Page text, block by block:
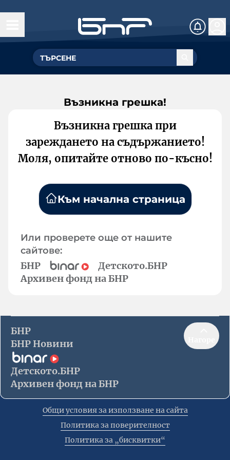
Възникна грешка!
Възникна грешка при
зареждането на съдържанието!
Моля, опитайте отново по-късно!
Към начална страница
Или проверете още от нашите
сайтове:
БНР
Детското.БНР
Архивен фонд на БНР
БНР
БНР Новини
Детското.БНР
Архивен фонд на БНР
Общи условия за използване на сайта
Политика за поверителност
Политика за „бисквитки“